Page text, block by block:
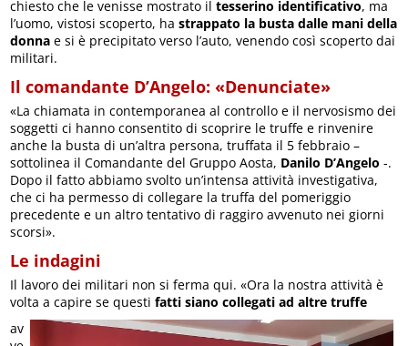
chiesto che le venisse mostrato iltesserino identificativo, ma
l’uomo, vistosi scoperto, hastrappato la busta dalle mani della
donna e si è precipitato verso l’auto, venendo così scoperto dai
militari.
Il comandante D’Angelo: «Denunciate»
«La chiamata in contemporanea al controllo e il nervosismo dei
soggetti ci hanno consentito di scoprire le truffe e rinvenire
anche la busta di un’altra persona, truffata il 5 febbraio –
sottolinea il Comandante del Gruppo Aosta, Danilo D’Angelo -.
Dopo il fatto abbiamo svolto un’intensa attività investigativa,
che ci ha permesso di collegare la truffa del pomeriggio
precedente e un altro tentativo di raggiro avvenuto nei giorni
scorsi».
Le indagini
Il lavoro dei militari non si ferma qui. «Ora la nostra attività è
volta a capire se questifatti siano collegati ad altre truffe
av